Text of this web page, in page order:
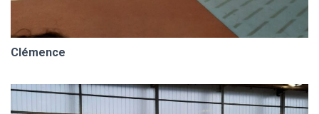
Clémence